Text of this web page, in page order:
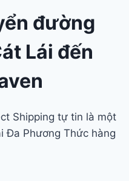
đường
Lái đến
Shipping tự tin là một
Đa Phương Thức hàng